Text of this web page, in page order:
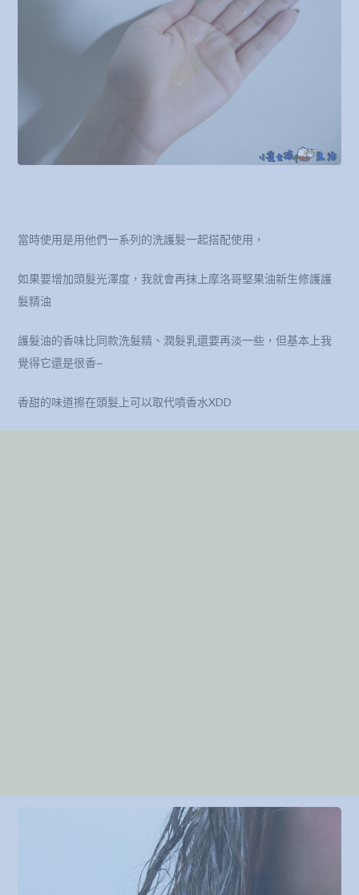
當時使用是用他們一系列的洗護髮一起搭配使用，
如果要增加頭髮光澤度，我就會再抹上摩洛哥堅果油新生修護護
髮精油
護髮油的香味比同款洗髮精、潤髮乳還要再淡一些，但基本上我
覺得它還是很香~
香甜的味道擦在頭髮上可以取代噴香水XDD